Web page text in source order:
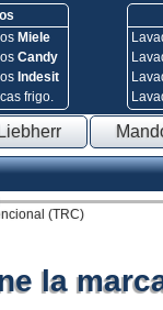
Miele
Candy
Indesit
frigo.
(TRC)
la